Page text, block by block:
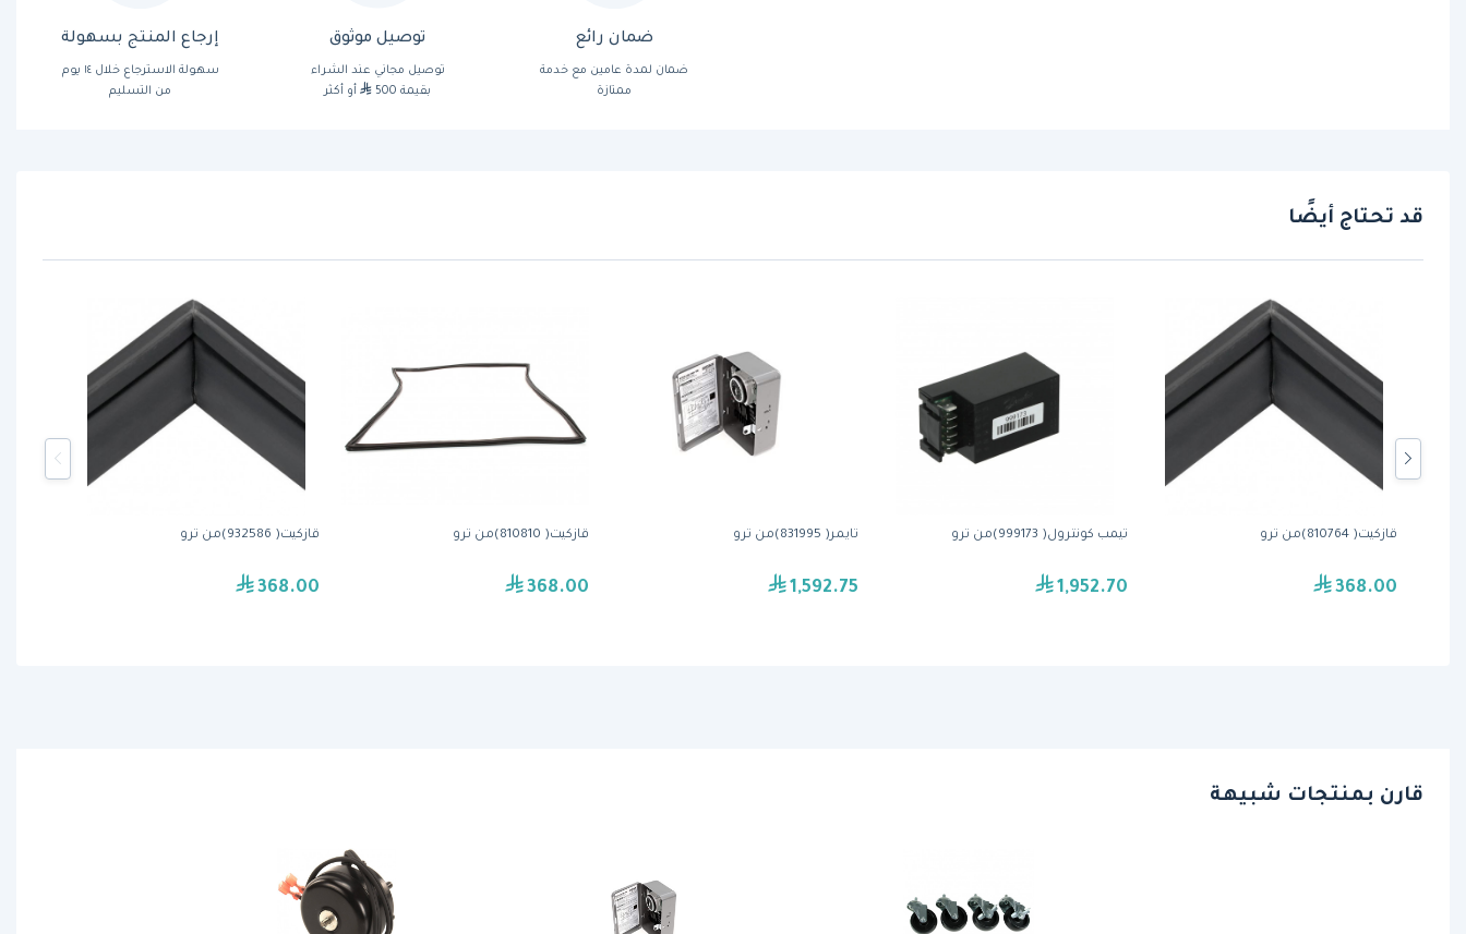
ضمان رائع
ضمان لمدة عامين مع خدمة
ممتازة
توصيل موثوق
توصيل مجاني عند الشراء
بقيمة 500
أو أكثر
إرجاع المنتج بسهولة
سهولة الاسترجاع خلال ١٤ يوم
من التسليم
قد تحتاج أيضًا
قازكيت( 932586)من ترو
368.00
قازكيت( 810810)من ترو
368.00
تايمر( 831995)من ترو
1,592.75
تيمب كونترول( 999173)من ترو
1,952.70
قازكيت( 810764)من ترو
368.00
قارن بمنتجات شبيهة